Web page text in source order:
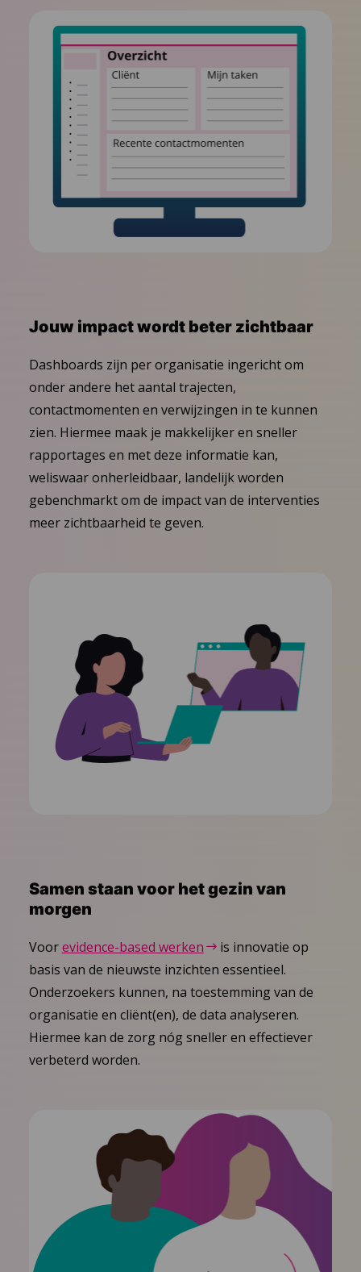
Jouw impact wordt beter zichtbaar
Dashboards zijn per organisatie ingericht om
onder andere het aantal trajecten,
contactmomenten en verwijzingen in te kunnen
zien. Hiermee maak je makkelijker en sneller
rapportages en met deze informatie kan,
weliswaar onherleidbaar, landelijk worden
gebenchmarkt om de impact van de interventies
meer zichtbaarheid te geven.
Samen staan voor het gezin van
morgen
Voorevidence-based werken
is innovatie op
basis van de nieuwste inzichten essentieel.
Onderzoekers kunnen, na toestemming van de
organisatie en cliënt(en), de data analyseren.
Hiermee kan de zorg nóg sneller en effectiever
verbeterd worden.